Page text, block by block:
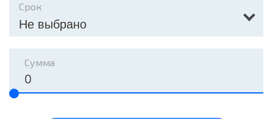
Срок
Не выбрано
Сумма